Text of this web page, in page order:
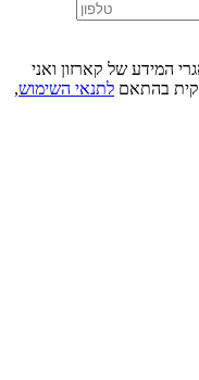
המידע של קארזון ואני
בהתאם לתנאי השימוש,